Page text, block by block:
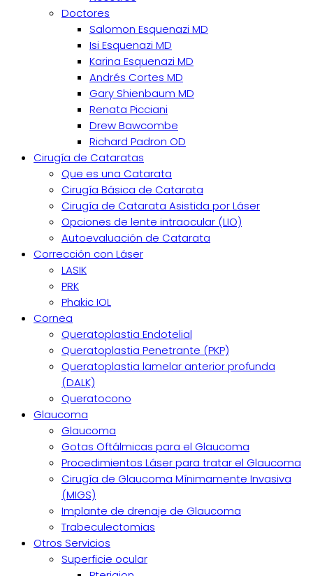
Doctores
Salomon Esquenazi MD
Isi Esquenazi MD
Karina Esquenazi MD
Andrés Cortes MD
Gary Shienbaum MD
Renata Picciani
Drew Bawcombe
Richard Padron OD
Cirugía de Cataratas
Que es una Catarata
Cirugía Básica de Catarata
Cirugía de Catarata Asistida por Láser
Opciones de lente intraocular (LIO)
Autoevaluación de Catarata
Corrección con Láser
LASIK
PRK
Phakic IOL
Cornea
Queratoplastia Endotelial
Queratoplastia Penetrante (PKP)
Queratoplastia lamelar anterior profunda
(DALK)
Queratocono
Glaucoma
Glaucoma
Gotas Oftálmicas para el Glaucoma
Procedimientos Láser para tratar el Glaucoma
Cirugía de Glaucoma Mínimamente Invasiva
(MIGS)
Implante de drenaje de Glaucoma
Trabeculectomias
Otros Servicios
Superficie ocular